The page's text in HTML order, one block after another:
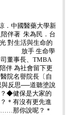
．中國醫藥大學新
著 朱為民．台
生活與生命的
授 放手 生命學
董事長、TMBA
為社會留下更
院名譽院長〔自
與反思──道聽塗說
◆健保是大家的
＊有沒有更先進
……那你說呢？＊